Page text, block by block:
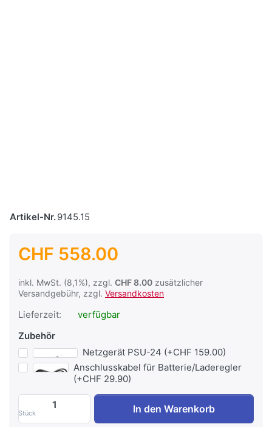
Artikel-Nr.9145.15
CHF 558.00
inkl. MwSt. (8,1%), zzgl. CHF 8.00 zusätzlicher
Versandgebühr, zzgl. Versandkosten
Lieferzeit:
verfügbar
Zubehör
Netzgerät PSU-24 (+CHF 159.00)
Anschlusskabel für Batterie/Laderegler
(+CHF 29.90)
Stück
Solar-Boiler PVB-30 (30 Liter) zu CHF
In den Warenkorb